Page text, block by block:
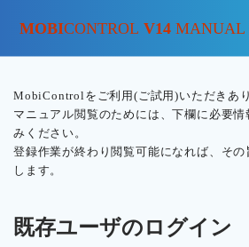
MOBICONTROL V14 MANUAL
MobiControlをご利用(ご試用)いただきあ
マニュアル閲覧のためには、下欄に必要
みください。
登録作業が終わり閲覧可能になれば、そ
します。
既存ユーザのログイン